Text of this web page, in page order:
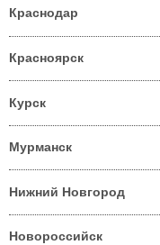
Краснодар
Красноярск
Курск
Мурманск
Нижний Новгород
Новороссийск